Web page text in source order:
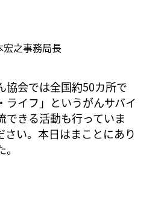
宏之事務局長
会では全国約50カ所で
ライフ」というがんサバイ
できる活動も行っていま
さい。本日はまことにあり